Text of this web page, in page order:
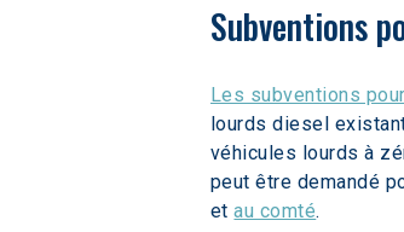
Subventions
Les subventions
lourds diesel
véhicules lourds à
peut être demandé
et au comté.